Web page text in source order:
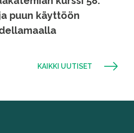
puun käyttöön
KAIKKI UUTISET